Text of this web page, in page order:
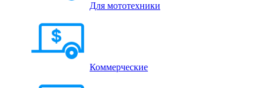
Для мототехники
Коммерческие